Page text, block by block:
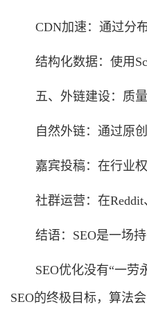
CDN加速：通过分
结构化数据：使用
五、外链建设：质
自然外链：通过原
嘉宾投稿：在行业
社群运营：在
结语：SEO是一场
SEO优化没有“一劳
SEO的终极目标，算法